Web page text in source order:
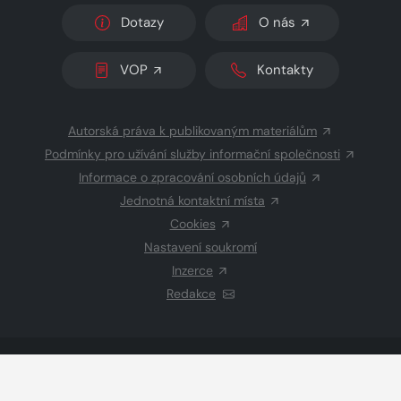
Dotazy O nás
VOP Kontakty
Autorská práva k publikovaným materiálům
Podmínky pro užívání služby informační společnosti
Informace o zpracování osobních údajů
Jednotná kontaktní místa
Cookies
Nastavení soukromí
Inzerce
Redakce